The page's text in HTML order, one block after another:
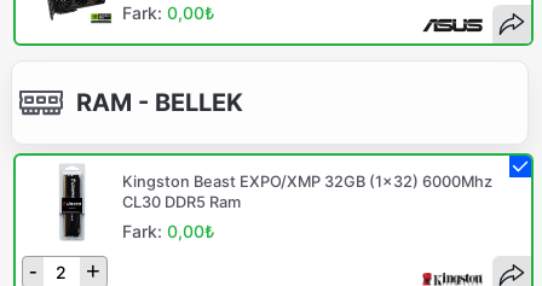
Fark:0,00₺
RAM - BELLEK
Kingston Beast EXPO/XMP 32GB (1x32) 6000Mhz
CL30 DDR5 Ram
Fark:0,00₺
- +